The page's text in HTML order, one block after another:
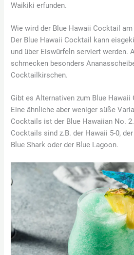
Waikiki erfunden.
Wie wird der Blue Hawaii Cocktail
Der Blue Hawaii Cocktail kann
und über Eiswürfeln serviert werden.
schmecken besonders
Cocktailkirschen.
Gibt es Alternativen zum Blue Hawaii
Eine ähnliche aber weniger süße
Cocktails ist der Blue Hawaiian No.
Cocktails sind z.B. der Hawaii 5-0,
Blue Shark oder der Blue Lagoon.